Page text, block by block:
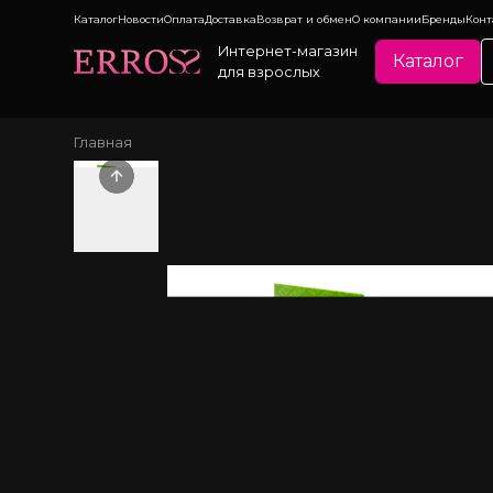
КаталогНовостиОплатаДоставкаВозврат и обменО компанииБренды
Интернет-магазин
для взрослых
Каталог
Главная
Previous slide